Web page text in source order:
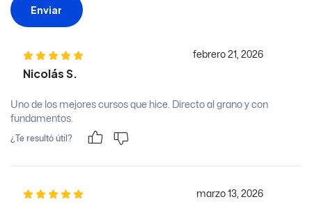
Enviar
Nicolás S.
febrero 21, 2026
Uno de los mejores cursos que hice. Directo al grano y con
fundamentos.
¿Te resultó útil?
marzo 13, 2026